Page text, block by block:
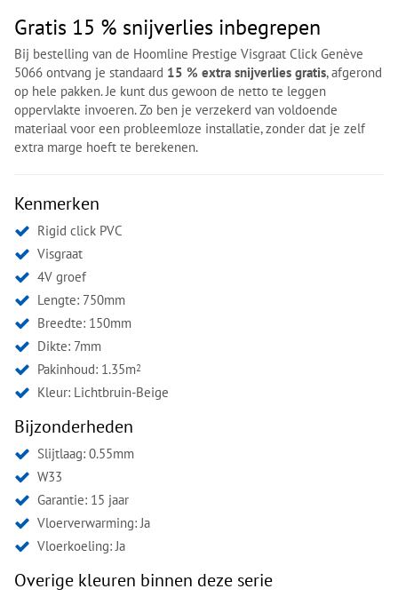
Gratis 15 % snijverlies inbegrepen
Bij bestelling van de Hoomline Prestige Visgraat Click Genève
5066 ontvang je standaard 15 % extra snijverlies gratis, afgerond
op hele pakken. Je kunt dus gewoon de netto te leggen
oppervlakte invoeren. Zo ben je verzekerd van voldoende
materiaal voor een probleemloze installatie, zonder dat je zelf
extra marge hoeft te berekenen.
Kenmerken
Rigid click PVC
Visgraat
4V groef
Lengte: 750mm
Breedte: 150mm
Dikte: 7mm
Pakinhoud: 1.35m2
Kleur: Lichtbruin-Beige
Bijzonderheden
Slijtlaag: 0.55mm
W33
Garantie: 15 jaar
Vloerverwarming: Ja
Vloerkoeling: Ja
Overige kleuren binnen deze serie